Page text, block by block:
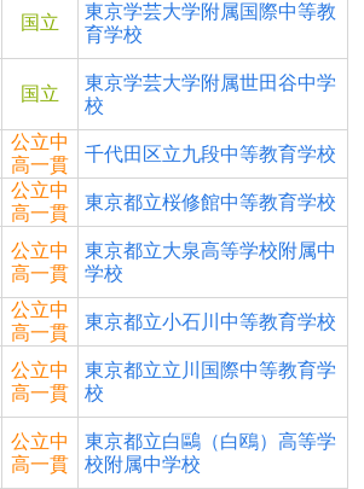
国立
東京学芸大学附属国際中等教
育学校
国立
東京学芸大学附属世田谷中学
校
公立中
高一貫
千代田区立九段中等教育学校
公立中
高一貫
東京都立桜修館中等教育学校
公立中
高一貫
東京都立大泉高等学校附属中
学校
公立中
高一貫
東京都立小石川中等教育学校
公立中
高一貫
東京都立立川国際中等教育学
校
公立中
高一貫
東京都立白鷗（白鴎）高等学
校附属中学校